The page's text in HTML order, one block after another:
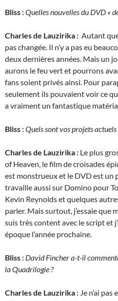
Bliss :Quelles nouvelles du DVD «
Charles de Lauzirika : Autant
pas changée. Il n’y a pas eu
deux dernières années. Mais un
aurons le feu vert et pourrons
fans soient privés ainsi. Pour
seulement ils pouvaient voir ce
a vraiment un fantastique
Bliss :Quels sont vos projets actuels
Charles de Lauzirika : Le plus
of Heaven, le film de croisades
est monstrueux et le DVD est un
travaille aussi sur Domino pour
Kevin Reynolds et quelques
parler. Mais surtout, j’essaie que
suis très content avec le script et
époque l’année prochaine.
Bliss : David Fincher a-t-il
la Quadrilogie ?
Charles de Lauzirika : Je n’ai